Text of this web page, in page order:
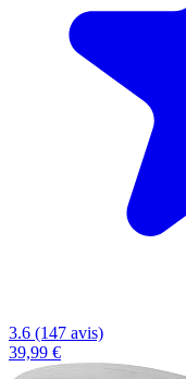
3.6 (147 avis)
39,99 €